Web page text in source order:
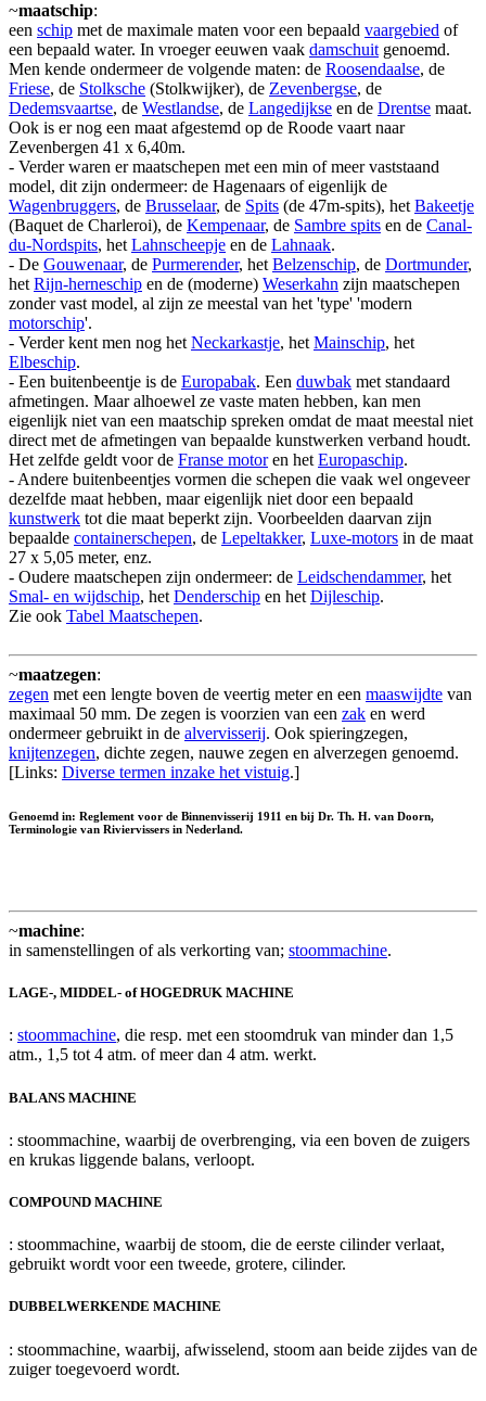
~maatschip:
een schip met de maximale maten voor een bepaald vaargebied of
een bepaald water. In vroeger eeuwen vaak damschuit genoemd.
Men kende ondermeer de volgende maten: de Roosendaalse, de
Friese, de Stolksche (Stolkwijker), de Zevenbergse, de
Dedemsvaartse, de Westlandse, de Langedijkse en de Drentse maat.
Ook is er nog een maat afgestemd op de Roode vaart naar
Zevenbergen 41 x 6,40m.
- Verder waren er maatschepen met een min of meer vaststaand
model, dit zijn ondermeer: de Hagenaars of eigenlijk de
Wagenbruggers, de Brusselaar, de Spits (de 47m-spits), het Bakeetje
(Baquet de Charleroi), de Kempenaar, de Sambre spits en de Canal-
du-Nordspits, het Lahnscheepje en de Lahnaak.
- De Gouwenaar, de Purmerender, het Belzenschip, de Dortmunder,
het Rijn-herneschip en de (moderne) Weserkahn zijn maatschepen
zonder vast model, al zijn ze meestal van het 'type' 'modern
motorschip'.
- Verder kent men nog het Neckarkastje, het Mainschip, het
Elbeschip.
- Een buitenbeentje is de Europabak. Een duwbak met standaard
afmetingen. Maar alhoewel ze vaste maten hebben, kan men
eigenlijk niet van een maatschip spreken omdat de maat meestal niet
direct met de afmetingen van bepaalde kunstwerken verband houdt.
Het zelfde geldt voor de Franse motoren het Europaschip.
- Andere buitenbeentjes vormen die schepen die vaak wel ongeveer
dezelfde maat hebben, maar eigenlijk niet door een bepaald
kunstwerk tot die maat beperkt zijn. Voorbeelden daarvan zijn
bepaalde containerschepen, de Lepeltakker, Luxe-motors in de maat
27 x 5,05 meter, enz.
- Oudere maatschepen zijn ondermeer: de Leidschendammer, het
Smal- en wijdschip, het Denderschip en het Dijleschip.
Zie ook Tabel Maatschepen.
~maatzegen:
zegen met een lengte boven de veertig meter en een maaswijdte van
maximaal 50 mm. De zegen is voorzien van een zak en werd
ondermeer gebruikt in de alvervisserij. Ook spieringzegen,
knijtenzegen, dichte zegen, nauwe zegen en alverzegen genoemd.
[Links: Diverse termen inzake het vistuig.]
Genoemd in: Reglement voor de Binnenvisserij 1911 en bij Dr. Th. H. van Doorn,
Terminologie van Riviervissers in Nederland.
~machine:
in samenstellingen of als verkorting van; stoommachine.
LAGE-, MIDDEL- of HOGEDRUK MACHINE
: stoommachine, die resp. met een stoomdruk van minder dan 1,5
atm., 1,5 tot 4 atm. of meer dan 4 atm. werkt.
BALANS MACHINE
: stoommachine, waarbij de overbrenging, via een boven de zuigers
en krukas liggende balans, verloopt.
COMPOUND MACHINE
: stoommachine, waarbij de stoom, die de eerste cilinder verlaat,
gebruikt wordt voor een tweede, grotere, cilinder.
DUBBELWERKENDE MACHINE
: stoommachine, waarbij, afwisselend, stoom aan beide zijdes van de
zuiger toegevoerd wordt.